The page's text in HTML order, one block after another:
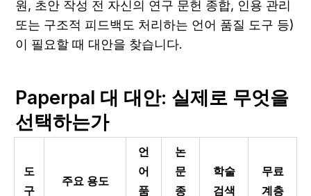
원, 초안 작성 전 자신의 연구 문헌 종합, 인용 관리
또는 구조적 피드백도 처리하는 언어 품질 도구 등)
이 필요할 때 대안을 찾습니다.
Paperpal 대 대안: 실제로 무엇을
선택하는가
도
구
주요 용도
언
어
품
논
문
종
학술
검색
무료
계층